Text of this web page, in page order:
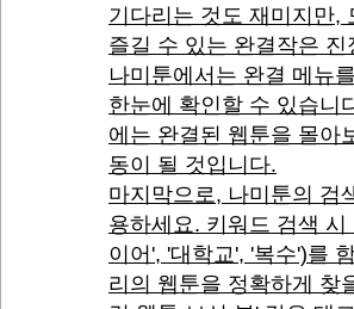
기다리는 것도 재미지만,
즐길 수 있는 완결작은
나미툰에서는 완결 메뉴
한눈에 확인할 수 있습니
에는 완결된 웹툰을 몰아
동이 될 것입니다.
마지막으로, 나미툰의 검
용하세요. 키워드 검색
이어', '대학교', '복수')를
리의 웹툰을 정확하게 찾